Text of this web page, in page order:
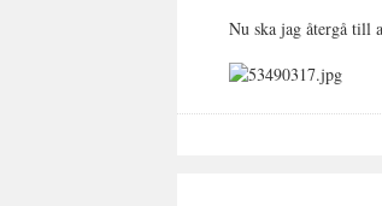
Nu ska jag återgå till